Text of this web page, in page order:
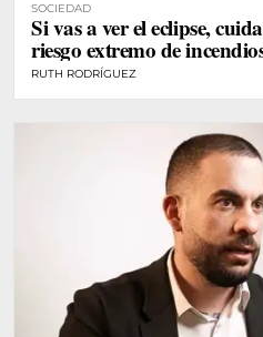
SOCIEDAD
Si vas a ver el eclipse,
riesgo extremo de
RUTH RODRÍGUEZ